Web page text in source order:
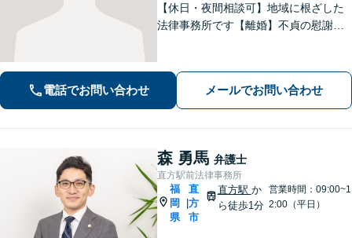
【休日・夜間相談可】地域に根ざした
法律事務所です【離婚】不貞の慰謝料
害、過失、後遺障害、交渉、訴訟な
ど、解決実績豊富。弁護士特約を利用
できます。
電話でお問い合わせ メールでお問い合わせ
森 勇馬 弁護士
直方駅前法律事務所
福
岡
県
直
方
市
直方駅 か
ら徒歩1分
営業時間：09:00~1
2:00（平日）